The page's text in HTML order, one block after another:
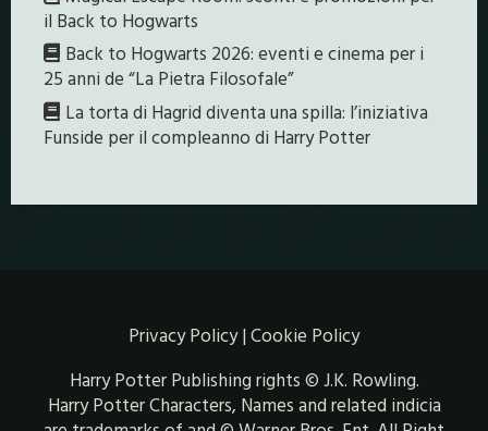
il Back to Hogwarts
Back to Hogwarts 2026: eventi e cinema per i
25 anni de “La Pietra Filosofale”
La torta di Hagrid diventa una spilla: l’iniziativa
Funside per il compleanno di Harry Potter
Privacy Policy| Cookie Policy
Harry Potter Publishing rights © J.K. Rowling.
Harry Potter Characters, Names and related indicia